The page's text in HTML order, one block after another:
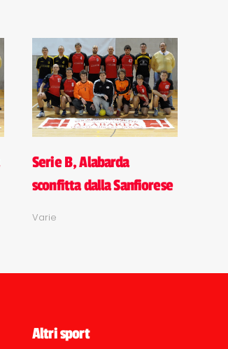
Serie B, Alabarda
sconfitta dalla Sanfiorese
Varie
Altri sport